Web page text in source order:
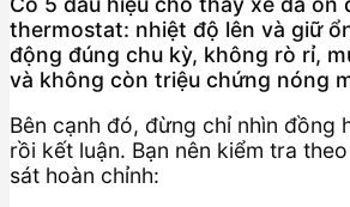
thermostat: nhiệt độ lên và giữ
động đúng chu kỳ, không rò rỉ,
và không còn triệu chứng nóng
Bên cạnh đó, đừng chỉ nhìn đồng
rồi kết luận. Bạn nên kiểm tra
sát hoàn chỉnh: